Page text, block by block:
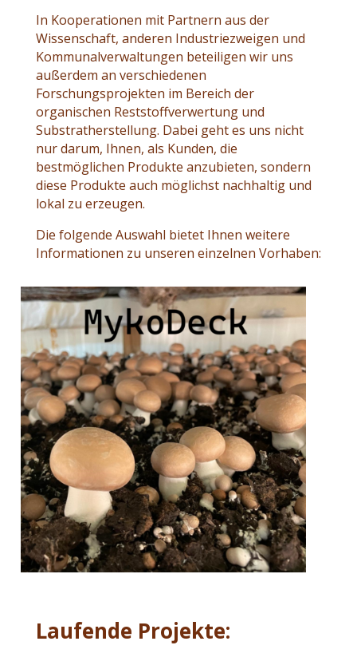
In Kooperationen mit Partnern aus der
Wissenschaft, anderen Industriezweigen und
Kommunalverwaltungen beteiligen wir uns
außerdem an verschiedenen
Forschungsprojekten im Bereich der
organischen Reststoffverwertung und
Substratherstellung. Dabei geht es uns nicht
nur darum, Ihnen, als Kunden, die
bestmöglichen Produkte anzubieten, sondern
diese Produkte auch möglichst nachhaltig und
lokal zu erzeugen.
Die folgende Auswahl bietet Ihnen weitere
Informationen zu unseren einzelnen Vorhaben:
Laufende Projekte: